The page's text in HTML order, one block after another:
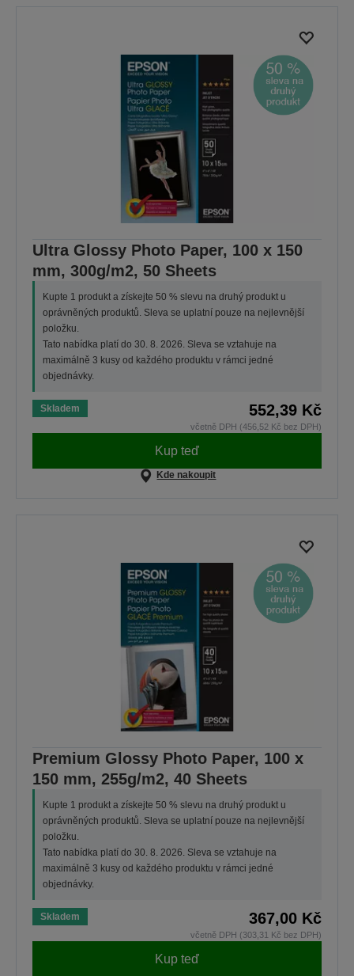
Ultra Glossy Photo Paper, 100 x 150
mm, 300g/m2, 50 Sheets
Kupte 1 produkt a získejte 50 % slevu na druhý produkt u
oprávněných produktů. Sleva se uplatní pouze na nejlevnější
položku.
Tato nabídka platí do 30. 8. 2026. Sleva se vztahuje na
maximálně 3 kusy od každého produktu v rámci jedné
objednávky.
Skladem 552,39 Kč
včetně DPH (456,52 Kč bez DPH)
Kup teď
Kde nakoupit
Premium Glossy Photo Paper, 100 x
150 mm, 255g/m2, 40 Sheets
Kupte 1 produkt a získejte 50 % slevu na druhý produkt u
oprávněných produktů. Sleva se uplatní pouze na nejlevnější
položku.
Tato nabídka platí do 30. 8. 2026. Sleva se vztahuje na
maximálně 3 kusy od každého produktu v rámci jedné
objednávky.
Skladem 367,00 Kč
včetně DPH (303,31 Kč bez DPH)
Kup teď